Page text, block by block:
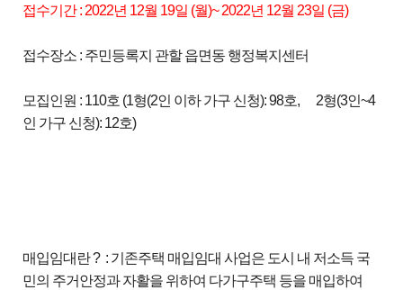
접수기간 : 2022년 12월 19일 (월)~ 2022년 12월 23일 (금)
접수장소 : 주민등록지 관할 읍면동 행정복지센터
모집인원 : 110호 (1형(2인 이하 가구 신청): 98호, 2형(3인~4
인 가구 신청): 12호)
매입임대란 ? : 기존주택 매입임대 사업은 도시 내 저소득 국
민의 주거안정과 자활을 위하여 다가구주택 등을 매입하여